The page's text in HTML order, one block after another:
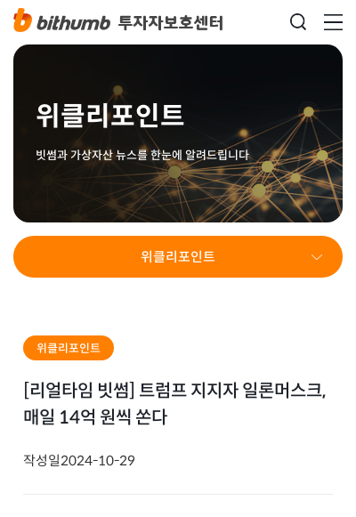
위클리포인트
빗썸과 가상자산 뉴스를 한눈에 알려드립니다
위클리포인트
위클리포인트
[리얼타임 빗썸] 트럼프 지지자 일론머스크,
매일 14억 원씩 쏜다
작성일2024-10-29